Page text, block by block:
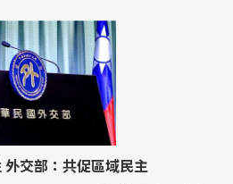
交部：共促區域民主